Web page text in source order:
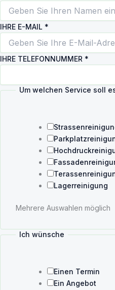
I
R
E
i
IHRE E-MAIL *
IHRE TELEFONNUMMER *
Um welchen Service soll
Lagerreinigung
Mehrere Auswahlen möglich
Ich wünsche
Einen Termin
Ein Angebot